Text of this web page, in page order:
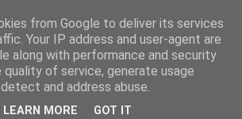
from Google to deliver its services
Your IP address and user-agent are
along with performance and security
of service, generate usage
and address abuse.
LEARN MORE GOT IT